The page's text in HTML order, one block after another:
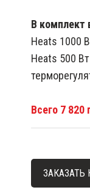
В комплект
Heats 1000
Heats 500
Всего 7 820
ЗАКАЗАТЬ